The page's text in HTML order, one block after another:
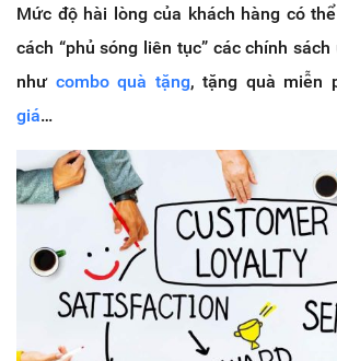
Mức độ hài lòng của khách hàng có
cách “phủ sóng liên tục” các chính
như combo quà tặng, tặng quà miễn
giá…